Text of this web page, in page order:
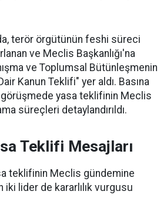
terör örgütünün feshi süreci
ve Meclis Başkanlığı'na
ve Toplumsal Bütünleşmenin
Kanun Teklifi" yer aldı. Basına
görüşmede yasa teklifinin Meclis
süreçleri detaylandırıldı.
Teklifi Mesajları
teklifinin Meclis gündemine
iki lider de kararlılık vurgusu